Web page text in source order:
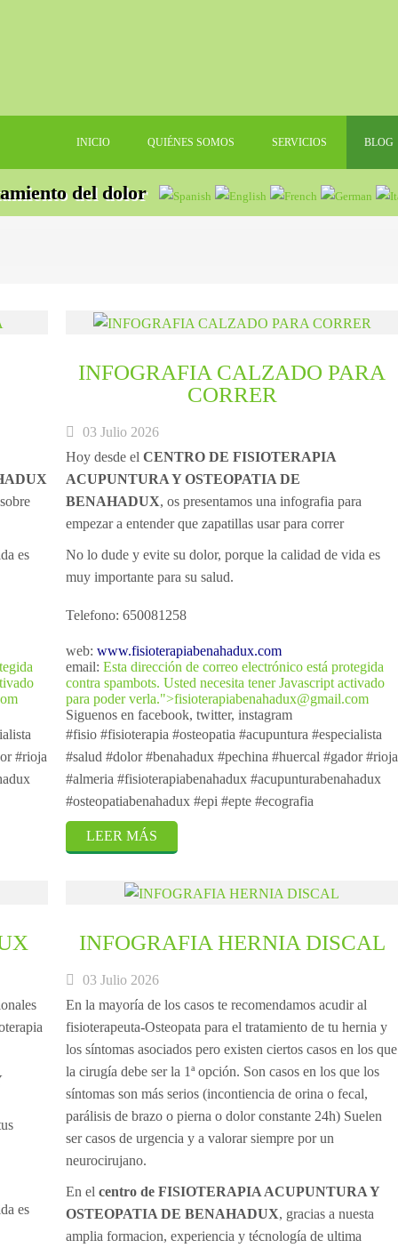
INICIO QUIÉNES SOMOS SERVICIOS BLOG
del dolor
es
#rioja
INFOGRAFIA CALZADO PARA
CORRER
03 Julio 2026
Hoy desde el CENTRO DE FISIOTERAPIA
ACUPUNTURA Y OSTEOPATIA DE
BENAHADUX, os presentamos una infografia para
empezar a entender que zapatillas usar para correr
No lo dude y evite su dolor, porque la calidad de vida es
muy importante para su salud.
Telefono: 650081258
web: www.fisioterapiabenahadux.com
email: Esta dirección de correo electrónico está protegida
contra spambots. Usted necesita tener Javascript activado
para poder verla.">fisioterapiabenahadux@gmail.com
Siguenos en facebook, twitter, instagram
#fisio #fisioterapia #osteopatia #acupuntura #especialista
#salud #dolor #benahadux #pechina #huercal #gador #rioja
#almeria #fisioterapiabenahadux #acupunturabenahadux
#osteopatiabenahadux #epi #epte #ecografia
LEER MÁS
es
INFOGRAFIA HERNIA DISCAL
03 Julio 2026
En la mayoría de los casos te recomendamos acudir al
fisioterapeuta-Osteopata para el tratamiento de tu hernia y
los síntomas asociados pero existen ciertos casos en los que
la cirugía debe ser la 1ª opción. Son casos en los que los
síntomas son más serios (incontiencia de orina o fecal,
parálisis de brazo o pierna o dolor constante 24h) Suelen
ser casos de urgencia y a valorar siempre por un
neurocirujano.
En el centro de FISIOTERAPIA ACUPUNTURA Y
OSTEOPATIA DE BENAHADUX, gracias a nuesta
amplia formacion, experiencia y técnología de ultima